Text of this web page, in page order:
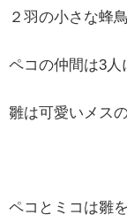
２羽の小さな蜂
ペコの仲間は3人
雛は可愛いメス
ペコとミコは雛